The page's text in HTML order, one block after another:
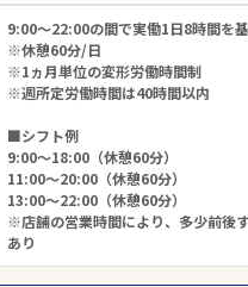
9:00～22:00の間で実働1日8時間を
※休憩60分/日
※1ヵ月単位の変形労働時間制
※週所定労働時間は40時間以内
■シフト例
9:00～18:00（休憩60分）
11:00～20:00（休憩60分）
13:00～22:00（休憩60分）
※店舗の営業時間により、多少前後
あり